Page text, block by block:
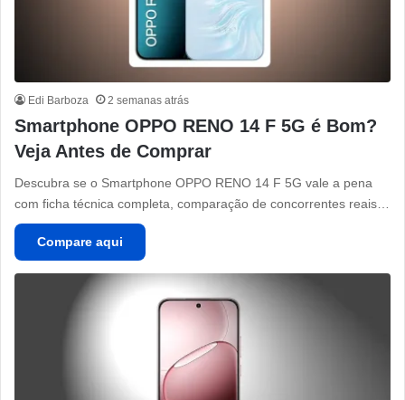
Edi Barboza 2 semanas atrás
Smartphone OPPO RENO 14 F 5G é Bom?
Veja Antes de Comprar
Descubra se o Smartphone OPPO RENO 14 F 5G vale a pena
com ficha técnica completa, comparação de concorrentes reais…
Compare aqui